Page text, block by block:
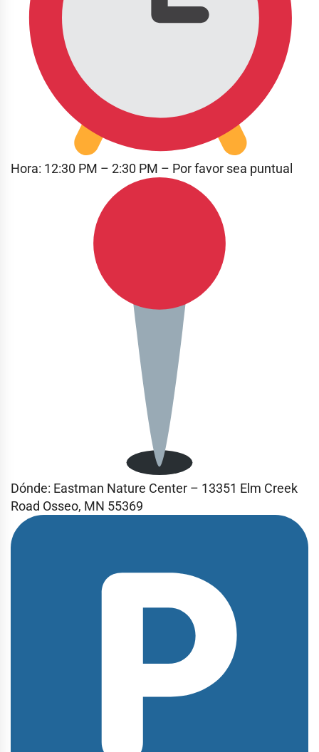
Hora: 12:30 PM – 2:30 PM – Por favor sea puntual
Dónde: Eastman Nature Center – 13351 Elm Creek
Road Osseo, MN 55369